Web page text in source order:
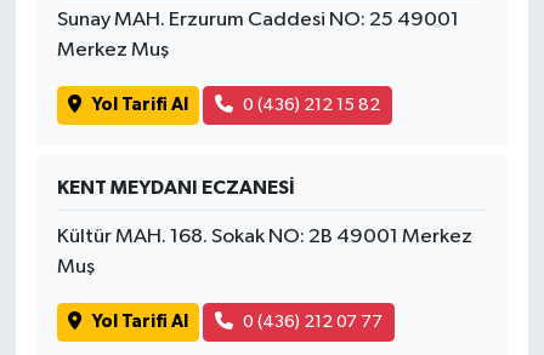
Sunay MAH. Erzurum Caddesi NO: 25 49001
Merkez Muş
Yol Tarifi Al 0 (436) 212 15 82
KENT MEYDANI ECZANESİ
Kültür MAH. 168. Sokak NO: 2B 49001 Merkez
Muş
Yol Tarifi Al 0 (436) 212 07 77